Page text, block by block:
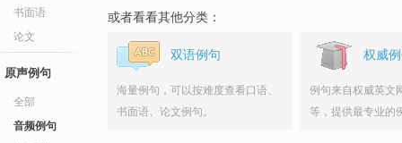
书面语
论文
原声例句
全部
音频例句
或者看看其他分类：
双语例句
海量例句，可以按难度查看口语、
书面语、论文例句。
权威
例句来自权威英文
等，提供最专业的